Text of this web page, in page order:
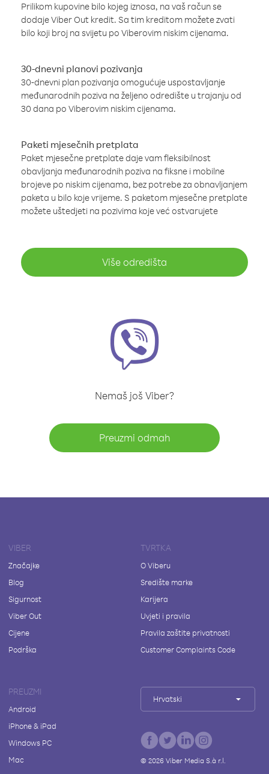
Prilikom kupovine bilo kojeg iznosa, na vaš račun se
dodaje Viber Out kredit. Sa tim kreditom možete zvati
bilo koji broj na svijetu po Viberovim niskim cijenama.
30-dnevni planovi pozivanja
30-dnevni plan pozivanja omogućuje uspostavljanje
međunarodnih poziva na željeno odredište u trajanju od
30 dana po Viberovim niskim cijenama.
Paketi mjesečnih pretplata
Paket mjesečne pretplate daje vam fleksibilnost
obavljanja međunarodnih poziva na fiksne i mobilne
brojeve po niskim cijenama, bez potrebe za obnavljanjem
paketa u bilo koje vrijeme. S paketom mjesečne pretplate
možete uštedjeti na pozivima koje već ostvarujete
Više odredišta
Nemaš još Viber?
Preuzmi odmah
VIBER
Značajke
Blog
Sigurnost
Viber Out
Cijene
Podrška
TVRTKA
O Viberu
Središte marke
Karijera
Uvjeti i pravila
Pravila zaštite privatnosti
Customer Complaints Code
PREUZMI
Android
iPhone & iPad
Windows PC
Mac
Hrvatski
© 2026Viber Media S.à r.l.